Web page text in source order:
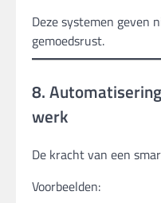
Deze systemen geven
gemoedsrust.
8.
werk
De kracht van een
Voorbeelden: